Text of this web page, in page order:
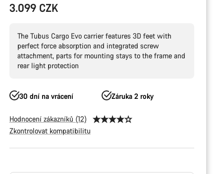
3.099 CZK
The Tubus Cargo Evo carrier features 3D feet with
perfect force absorption and integrated screw
attachment, parts for mounting stays to the frame and
rear light protection
30 dní na vrácení Záruka 2 roky
Hodnocení zákazníků (12)
Zkontrolovat kompatibilitu